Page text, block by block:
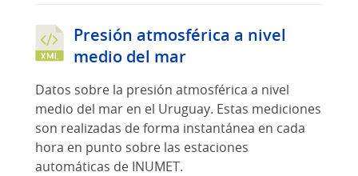
Presión atmosférica a nivel
medio del mar
Datos sobre la presión atmosférica a nivel
medio del mar en el Uruguay. Estas mediciones
son realizadas de forma instantánea en cada
hora en punto sobre las estaciones
automáticas de INUMET.